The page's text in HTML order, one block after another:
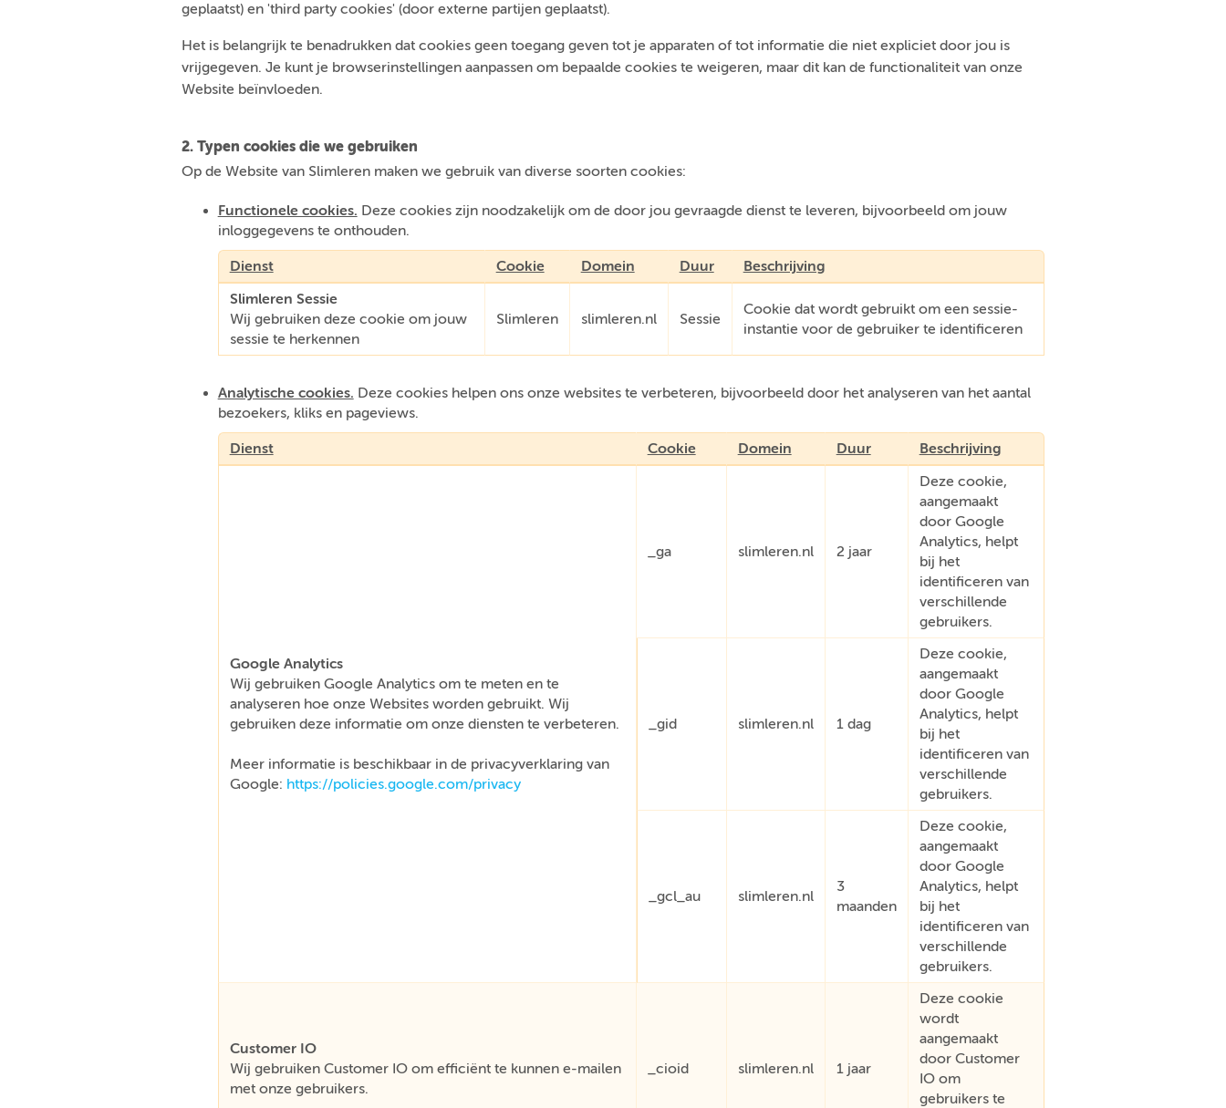
geplaatst) en 'third party cookies' (door externe partijen geplaatst).
Het is belangrijk te benadrukken dat cookies geen toegang geven tot je apparaten of tot informatie die niet expliciet door jou is
vrijgegeven. Je kunt je browserinstellingen aanpassen om bepaalde cookies te weigeren, maar dit kan de functionaliteit van onze
Website beïnvloeden.
2. Typen cookies die we gebruiken
Op de Website van Slimleren maken we gebruik van diverse soorten cookies:
Functionele cookies. Deze cookies zijn noodzakelijk om de door jou gevraagde dienst te leveren, bijvoorbeeld om jouw
inloggegevens te onthouden.
Dienst Cookie Domein Duur
Beschrijving
Slimleren Sessie
Wij gebruiken deze cookie om jouw
sessie te herkennen
Slimleren slimleren.nl Sessie
Cookie dat wordt gebruikt om een sessie-
instantie voor de gebruiker te identificeren
Analytische cookies. Deze cookies helpen ons onze websites te verbeteren, bijvoorbeeld door het analyseren van het aantal
bezoekers, kliks en pageviews.
Dienst Cookie Domein Duur Beschrijving
Google Analytics
Wij gebruiken Google Analytics om te meten en te
analyseren hoe onze Websites worden gebruikt. Wij
gebruiken deze informatie om onze diensten te verbeteren.
Meer informatie is beschikbaar in de privacyverklaring van
Google: https://policies.google.com/privacy
_ga slimleren.nl 2 jaar
Deze cookie,
aangemaakt
door Google
Analytics, helpt
bij het
identificeren van
verschillende
gebruikers.
_gid slimleren.nl 1 dag
Deze cookie,
aangemaakt
door Google
Analytics, helpt
bij het
identificeren van
verschillende
gebruikers.
_gcl_au slimleren.nl
3
maanden
Deze cookie,
aangemaakt
door Google
Analytics, helpt
bij het
identificeren van
verschillende
gebruikers.
Customer IO
Wij gebruiken Customer IO om efficiënt te kunnen e-mailen
met onze gebruikers.
_cioid slimleren.nl 1 jaar
Deze cookie
wordt
aangemaakt
door Customer
IO om
gebruikers te